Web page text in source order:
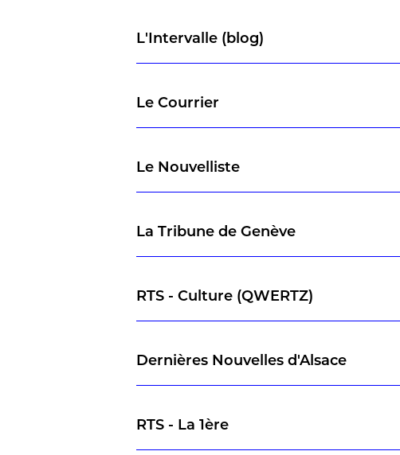
L'Intervalle (blog)
Le Courrier
Le Nouvelliste
La Tribune de Genève
RTS - Culture (QWERTZ)
Dernières Nouvelles d'Alsace
RTS - La 1ère